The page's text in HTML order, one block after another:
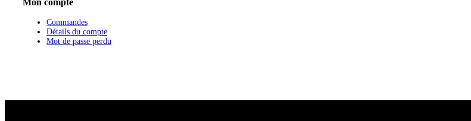
Commandes
Détails du compte
Mot de passe perdu